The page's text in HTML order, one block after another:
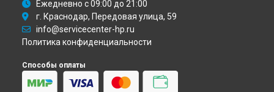
Ежедневно с 09:00 до 21:00
г. Краснодар, Передовая улица, 59
info@servicecenter-hp.ru
Политика конфиденциальности
Способы оплаты